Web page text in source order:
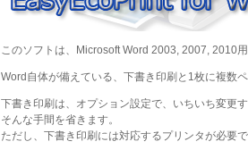
このソフトは、Microsoft Word 2003, 2007, 2010用
Word自体が備えている、下書き印刷と1枚に複数
下書き印刷は、オプション設定で、いちいち変更
そんな手間を省きます。
ただし、下書き印刷には対応するプリンタが必要で